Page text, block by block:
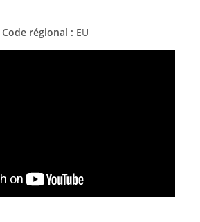
Code régional : EU